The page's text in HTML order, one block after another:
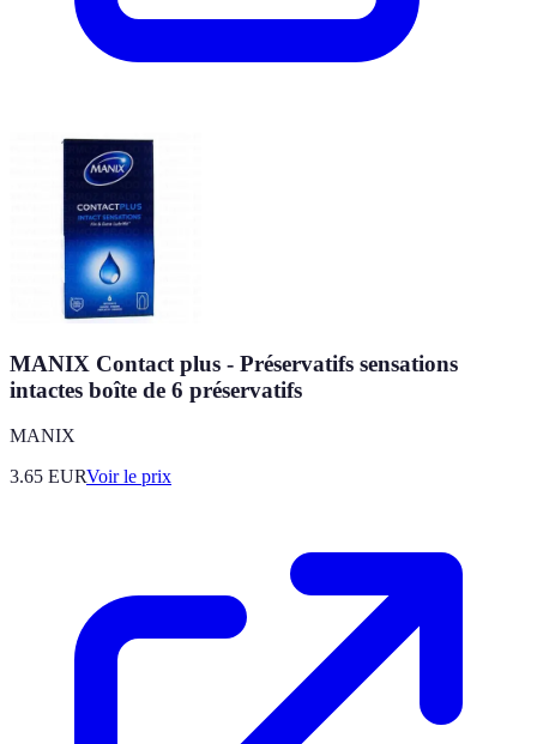
MANIX Contact plus - Préservatifs sensations
intactes boîte de 6 préservatifs
MANIX
3.65 EURVoir le prix